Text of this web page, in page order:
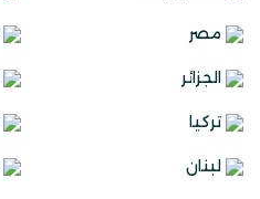
مصر
الجزائر
تركيا
لبنان